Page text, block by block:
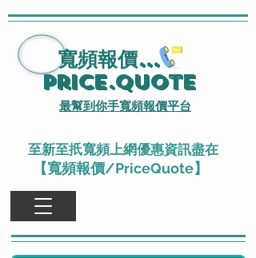
寬頻報價...
Price.Quote
最幫到你手寬頻報價平台
至新至扺寬頻上網優惠資訊盡在
【寬頻報價/PriceQuote】